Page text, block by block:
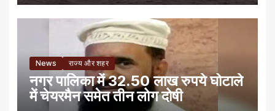
News राज्य और शहर
नगर पालिका में 32.50 लाख रुपये घोटाले
में चेयरमैन समेत तीन लोग दोषी